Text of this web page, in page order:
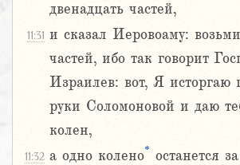
двенадцать частей,
11:31 и сказал Иеровоаму:
частей, ибо так говорит
Израилев: вот, Я исторгаю
руки Соломоновой и даю
колен,
11:32 а одно колено* останется